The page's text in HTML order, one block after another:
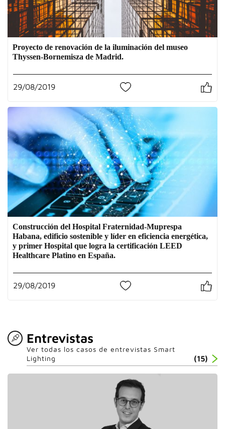
Proyecto de renovación de la iluminación del museo
Thyssen-Bornemisza de Madrid.
29/08/2019
Construcción del Hospital Fraternidad-Muprespa
Habana, edificio sostenible y líder en eficiencia energética,
y primer Hospital que logra la certificación LEED
Healthcare Platino en España.
29/08/2019
Entrevistas
Ver todas los casos de entrevistas Smart
Lighting
(15)